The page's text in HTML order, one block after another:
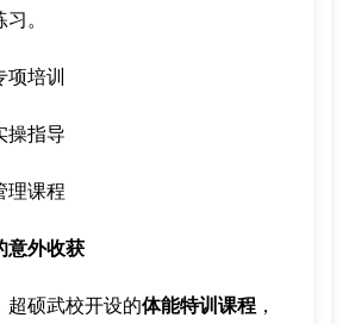
。
项培训
操指导
理课程
意外收获
超硕武校开设的体能特训课程 ，